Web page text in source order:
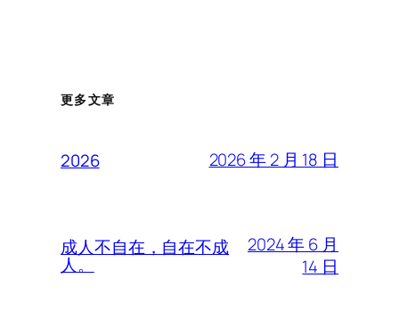
更多文章
2026 2026 年 2 月 18 日
成人不自在，自在不成
人。
2024 年 6 月
14 日